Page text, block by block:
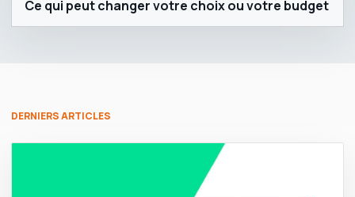
Ce qui peut changer votre choix ou votre budget
DERNIERS ARTICLES